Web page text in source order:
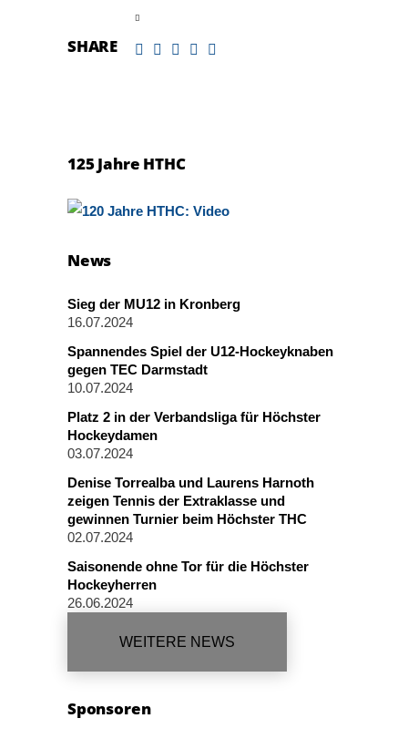
SHARE
125 Jahre HTHC
News
Sieg der MU12 in Kronberg
16.07.2024
Spannendes Spiel der U12-Hockeyknaben
gegen TEC Darmstadt
10.07.2024
Platz 2 in der Verbandsliga für Höchster
Hockeydamen
03.07.2024
Denise Torrealba und Laurens Harnoth
zeigen Tennis der Extraklasse und
gewinnen Turnier beim Höchster THC
02.07.2024
Saisonende ohne Tor für die Höchster
Hockeyherren
26.06.2024
WEITERE NEWS
Sponsoren